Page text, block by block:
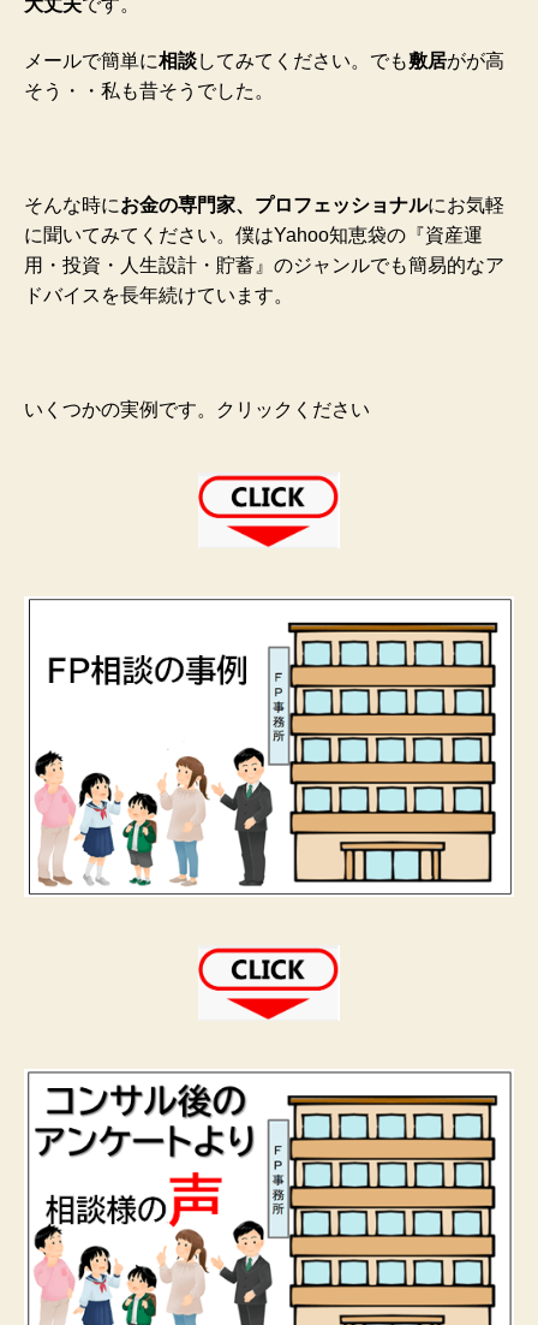
大丈夫です。
メールで簡単に相談してみてください。 でも敷居がが高
そう・・私も昔そうでした。
そんな時にお金の専門家、プロフェッショナルにお気軽
に聞いてみてください。僕はYahoo知恵袋の『資産運
用・投資・人生設計・貯蓄』のジャンルでも簡易的なア
ドバイスを長年続けています。
いくつかの実例です。クリックください